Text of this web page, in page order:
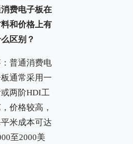
费电子板在
和价格上有
区别？
普通消费电
通常采用一
或两阶HDI工
价格较高，
米成本可达
至2000美